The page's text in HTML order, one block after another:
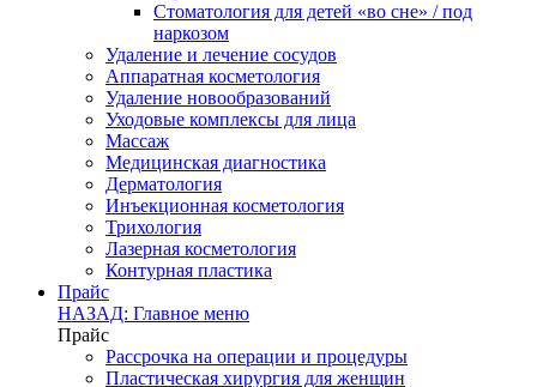
Стоматология для детей «во сне» / под
наркозом
Удаление и лечение сосудов
Аппаратная косметология
Удаление новообразований
Уходовые комплексы для лица
Массаж
Медицинская диагностика
Дерматология
Инъекционная косметология
Трихология
Лазерная косметология
Контурная пластика
Прайс
НАЗАД: Главное меню
Прайс
Рассрочка на операции и процедуры
Пластическая хирургия для женщин